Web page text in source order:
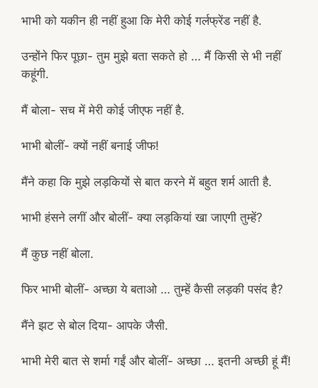
भाभी को यकीन ही नहीं हुआ कि मेरी कोई गर्लफ्रेंड नहीं है.
उन्होंने फिर पूछा- तुम मुझे बता सकते हो … मैं किसी से भी नहीं
कहूंगी.
मैं बोला- सच में मेरी कोई जीएफ नहीं है.
भाभी बोलीं- क्यों नहीं बनाई जीफ!
मैंने कहा कि मुझे लड़कियों से बात करने में बहुत शर्म आती है.
भाभी हंसने लगीं और बोलीं- क्या लड़कियां खा जाएगी तुम्हें?
मैं कुछ नहीं बोला.
फिर भाभी बोलीं- अच्छा ये बताओ … तुम्हें कैसी लड़की पसंद है?
मैंने झट से बोल दिया- आपके जैसी.
भाभी मेरी बात से शर्मा गईं और बोलीं- अच्छा … इतनी अच्छी हूं मैं!